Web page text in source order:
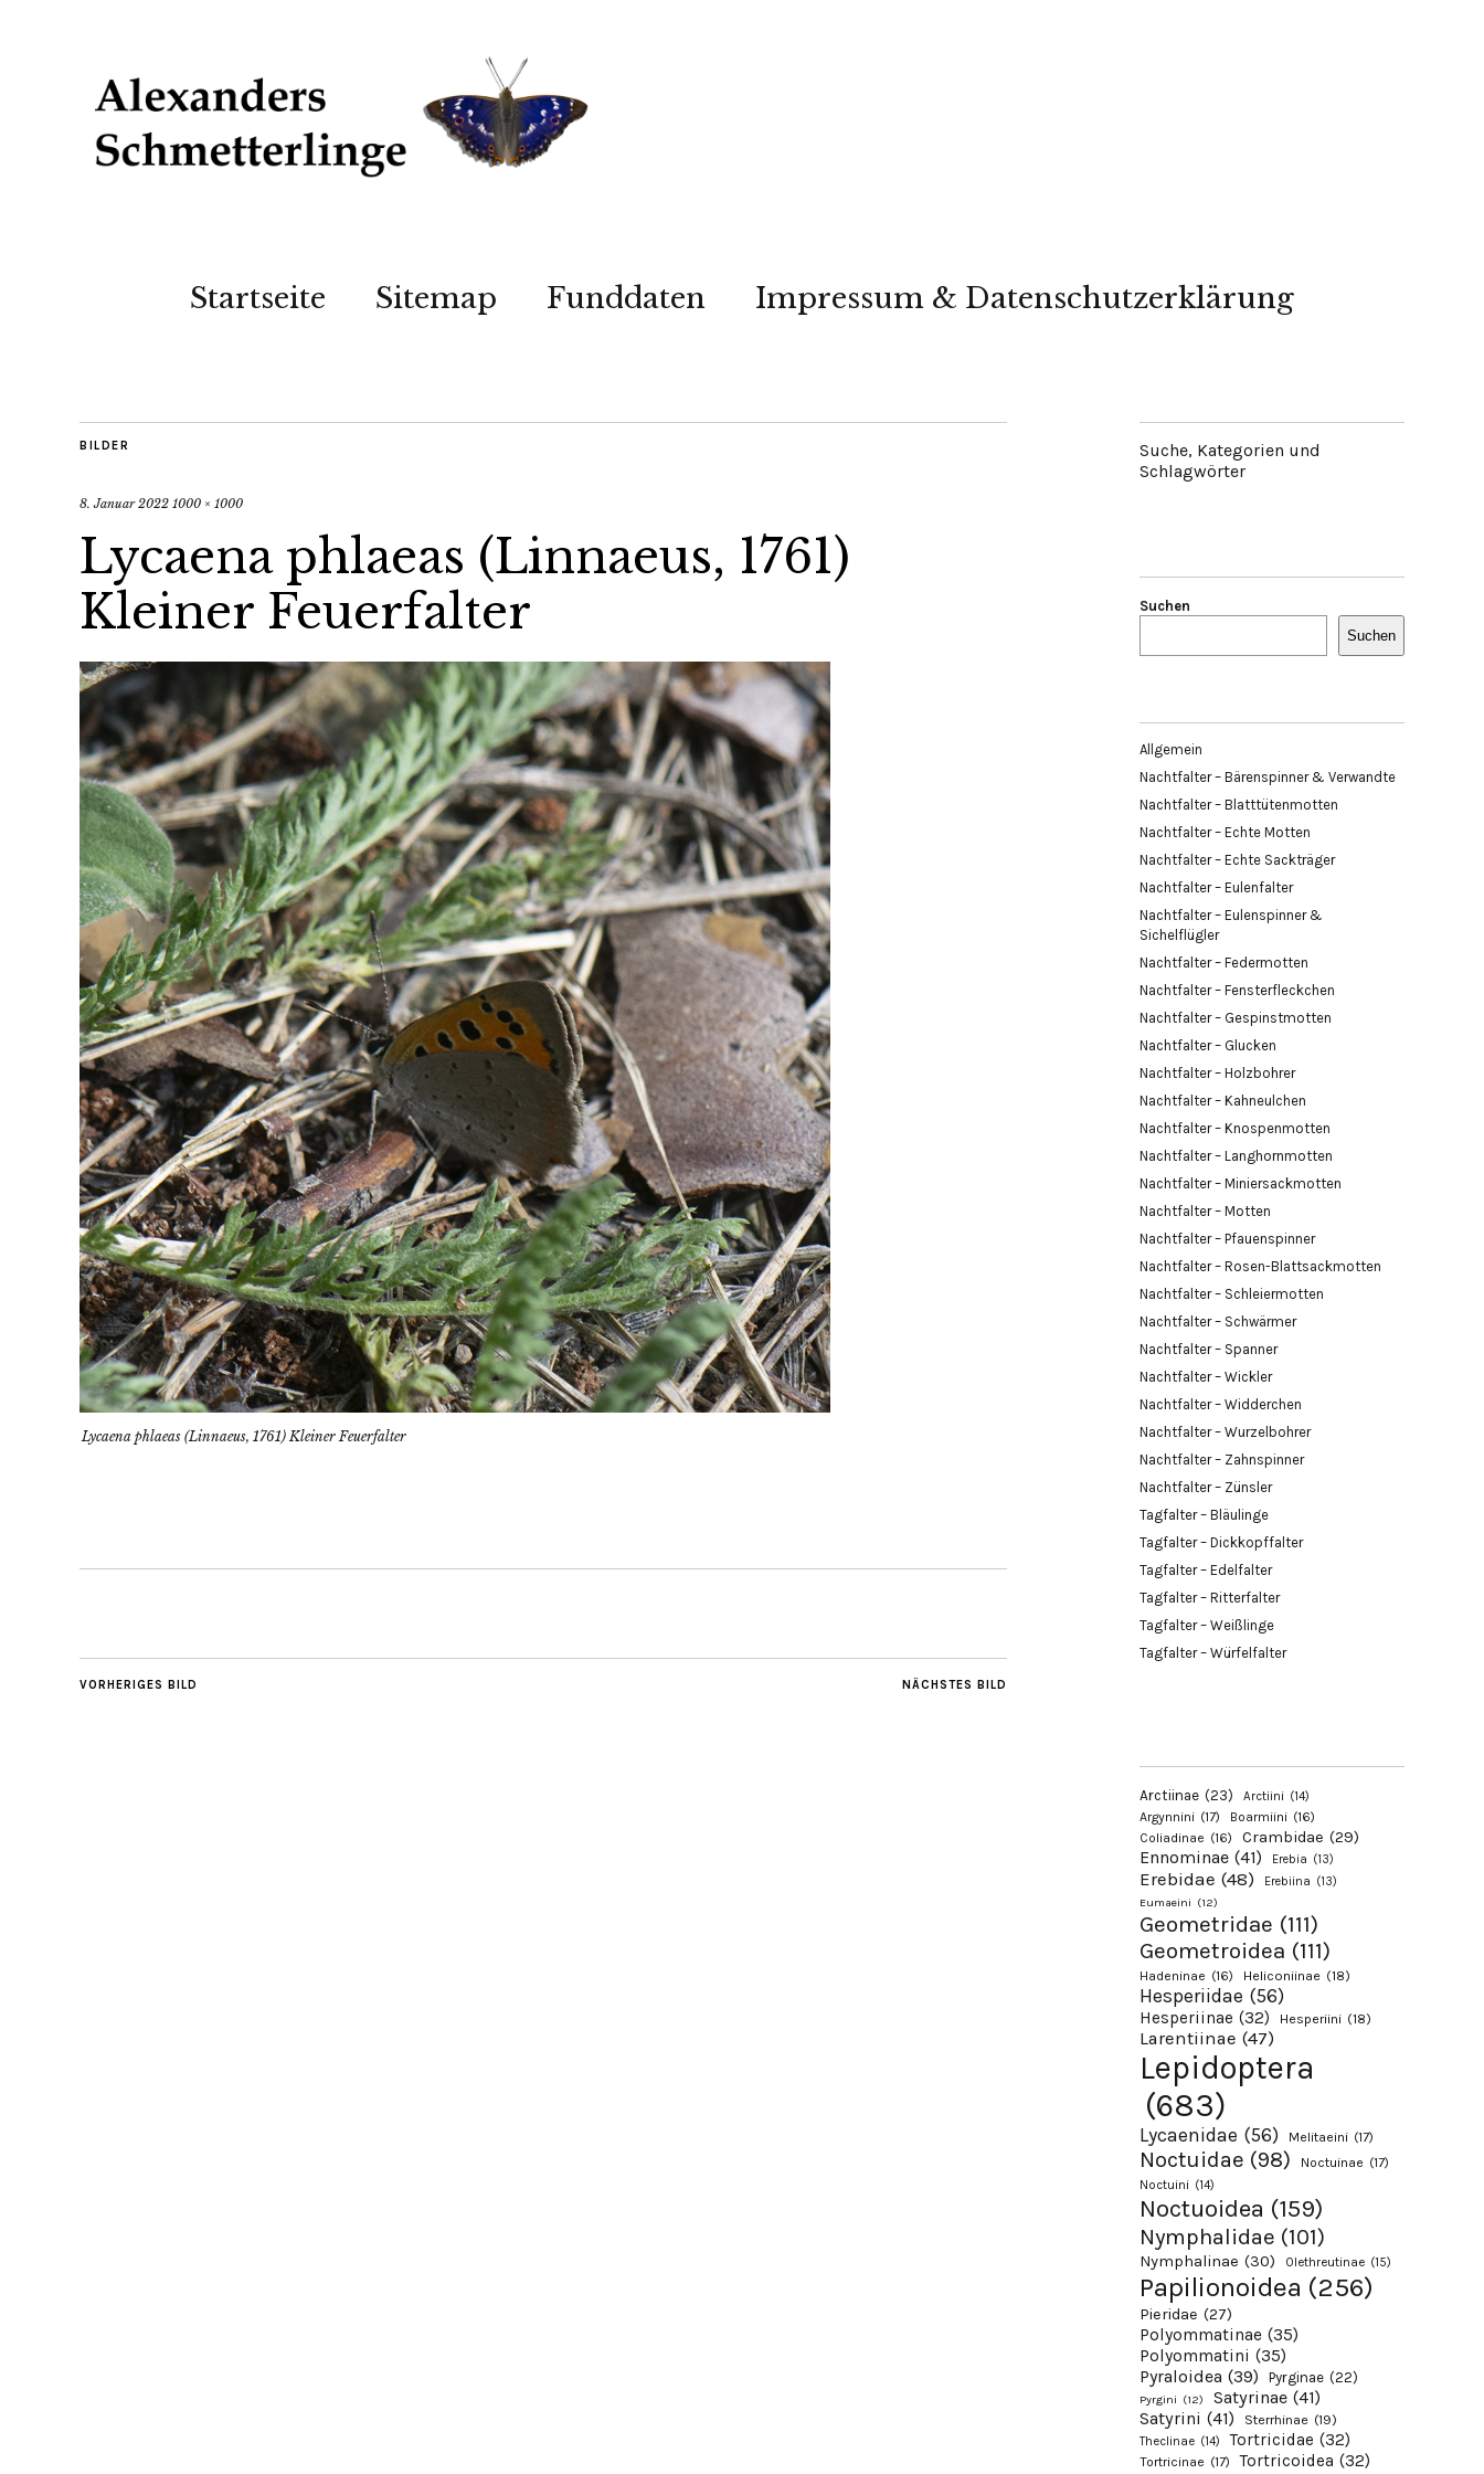
Startseite Sitemap Funddaten Impressum & Datenschutzerklärung
BILDER
8. Januar 2022 1000 × 1000
Lycaena phlaeas (Linnaeus, 1761)
Kleiner Feuerfalter
Lycaena phlaeas (Linnaeus, 1761) Kleiner Feuerfalter
NÄCHSTES BILD
VORHERIGES BILD
Suche, Kategorien und
Schlagwörter
Suchen
Suchen
Allgemein
Nachtfalter – Bärenspinner & Verwandte
Nachtfalter – Blatttütenmotten
Nachtfalter – Echte Motten
Nachtfalter – Echte Sackträger
Nachtfalter – Eulenfalter
Nachtfalter – Eulenspinner &
Sichelflügler
Nachtfalter – Federmotten
Nachtfalter – Fensterfleckchen
Nachtfalter – Gespinstmotten
Nachtfalter – Glucken
Nachtfalter – Holzbohrer
Nachtfalter – Kahneulchen
Nachtfalter – Knospenmotten
Nachtfalter – Langhornmotten
Nachtfalter – Miniersackmotten
Nachtfalter – Motten
Nachtfalter – Pfauenspinner
Nachtfalter – Rosen-Blattsackmotten
Nachtfalter – Schleiermotten
Nachtfalter – Schwärmer
Nachtfalter – Spanner
Nachtfalter – Wickler
Nachtfalter – Widderchen
Nachtfalter – Wurzelbohrer
Nachtfalter – Zahnspinner
Nachtfalter – Zünsler
Tagfalter – Bläulinge
Tagfalter – Dickkopffalter
Tagfalter – Edelfalter
Tagfalter – Ritterfalter
Tagfalter – Weißlinge
Tagfalter – Würfelfalter
Arctiinae (23) Arctiini (14)
Argynnini (17) Boarmiini (16)
Coliadinae (16) Crambidae (29)
Ennominae (41) Erebia (13)
Erebidae (48) Erebiina (13)
Eumaeini (12)
Geometridae (111)
Geometroidea (111)
Hadeninae (16) Heliconiinae (18)
Hesperiidae (56)
Hesperiinae (32) Hesperiini (18)
Larentiinae (47)
Lepidoptera
(683)
Lycaenidae (56) Melitaeini (17)
Noctuidae (98) Noctuinae (17)
Noctuini (14)
Noctuoidea (159)
Nymphalidae (101)
Nymphalinae (30) Olethreutinae (15)
Papilionoidea (256)
Pieridae (27)
Polyommatinae (35)
Polyommatini (35)
Pyraloidea (39) Pyrginae (22)
Pyrgini (12) Satyrinae (41)
Satyrini (41) Sterrhinae (19)
Theclinae (14) Tortricidae (32)
Tortricinae (17) Tortricoidea (32)